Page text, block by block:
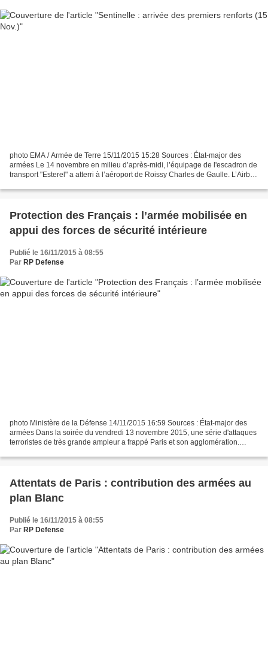
photo EMA / Armée de Terre 15/11/2015 15:28 Sources : État-major des
armées Le 14 novembre en milieu d’après-midi, l’équipage de l'escadron de
transport "Esterel" a atterri à l’aéroport de Roissy Charles de Gaulle. L’Airbus
Protection des Français : l’armée mobilisée en
appui des forces de sécurité intérieure
Publié le 16/11/2015 à 08:55
Par RP Defense
photo Ministère de la Défense 14/11/2015 16:59 Sources : État-major des
armées Dans la soirée du vendredi 13 novembre 2015, une série d'attaques
terroristes de très grande ampleur a frappé Paris et son agglomération.
Attentats de Paris : contribution des armées au
plan Blanc
Publié le 16/11/2015 à 08:55
Par RP Defense